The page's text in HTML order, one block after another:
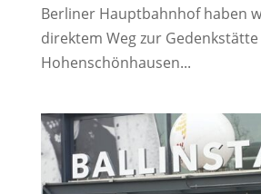
Berliner Hauptbahnhof haben
direktem Weg zur Gedenkstätte
Hohenschönhausen...